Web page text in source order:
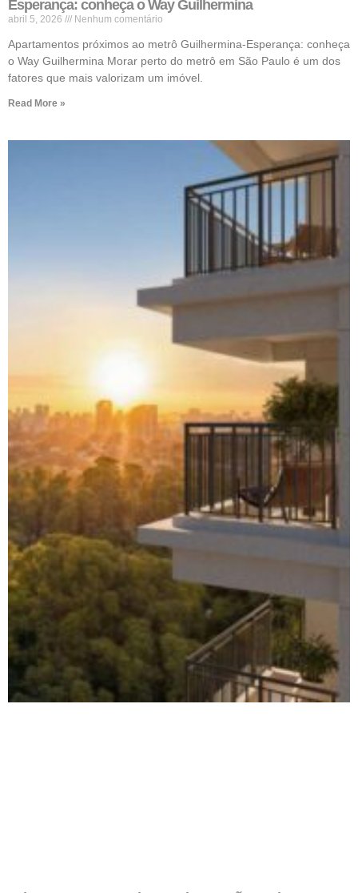
Esperança: conheça o Way Guilhermina
abril 5, 2026 Nenhum comentário
Apartamentos próximos ao metrô Guilhermina-Esperança: conheça
o Way Guilhermina Morar perto do metrô em São Paulo é um dos
fatores que mais valorizam um imóvel.
Read More »